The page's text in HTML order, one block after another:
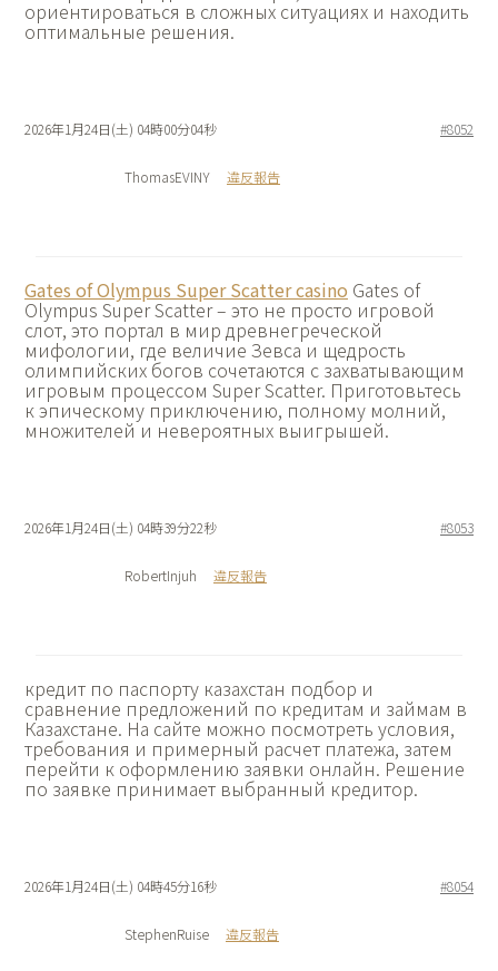
ориентироваться в сложных ситуациях и находить
оптимальные решения.
2026年1月24日(土) 04時00分04秒 #8052
ThomasEVINY 違反報告
Gates of Olympus Super Scatter casino Gates of
Olympus Super Scatter – это не просто игровой
слот, это портал в мир древнегреческой
мифологии, где величие Зевса и щедрость
олимпийских богов сочетаются с захватывающим
игровым процессом Super Scatter. Приготовьтесь
к эпическому приключению, полному молний,
множителей и невероятных выигрышей.
2026年1月24日(土) 04時39分22秒 #8053
RobertInjuh 違反報告
кредит по паспорту казахстан подбор и
сравнение предложений по кредитам и займам в
Казахстане. На сайте можно посмотреть условия,
требования и примерный расчет платежа, затем
перейти к оформлению заявки онлайн. Решение
по заявке принимает выбранный кредитор.
2026年1月24日(土) 04時45分16秒 #8054
StephenRuise 違反報告